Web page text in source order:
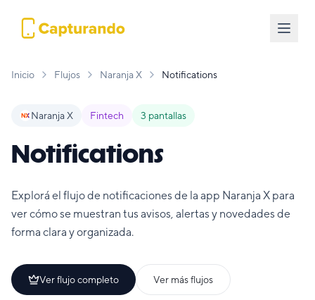
Inicio Flujos Naranja X Notifications
Naranja X Fintech 3 pantallas
Notifications
Explorá el flujo de notificaciones de la app Naranja X para
ver cómo se muestran tus avisos, alertas y novedades de
forma clara y organizada.
Ver flujo completo Ver más flujos